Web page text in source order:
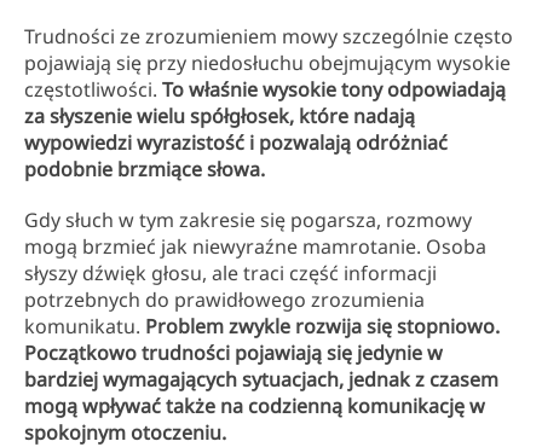
Trudności ze zrozumieniem mowy szczególnie często
pojawiają się przy niedosłuchu obejmującym wysokie
częstotliwości. To właśnie wysokie tony odpowiadają
za słyszenie wielu spółgłosek, które nadają
wypowiedzi wyrazistość i pozwalają odróżniać
podobnie brzmiące słowa.
Gdy słuch w tym zakresie się pogarsza, rozmowy
mogą brzmieć jak niewyraźne mamrotanie. Osoba
słyszy dźwięk głosu, ale traci część informacji
potrzebnych do prawidłowego zrozumienia
komunikatu. Problem zwykle rozwija się stopniowo.
Początkowo trudności pojawiają się jedynie w
bardziej wymagających sytuacjach, jednak z czasem
mogą wpływać także na codzienną komunikację w
spokojnym otoczeniu.